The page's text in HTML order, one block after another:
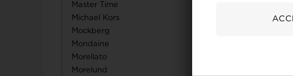
Master Time
Michael Kors
Mockberg
Mondaine
Morellato
Morelund